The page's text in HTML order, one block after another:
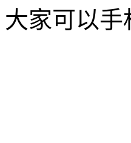
大家可以